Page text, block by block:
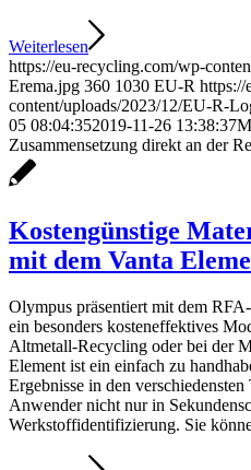
Weiterlesen
https://eu-recycling.com/wp-
Erema.jpg 360 1030 EU-R https://
content/uploads/2023/12/EU-R-
05 08:04:352019-11-26 13:38:37
Zusammensetzung direkt an der
Kostengünstige
mit dem Vanta
Olympus präsentiert mit dem
ein besonders kosteneffektives
Altmetall-Recycling oder bei der
Element ist ein einfach zu
Ergebnisse in den
Anwender nicht nur in
Werkstoffidentifizierung. Sie